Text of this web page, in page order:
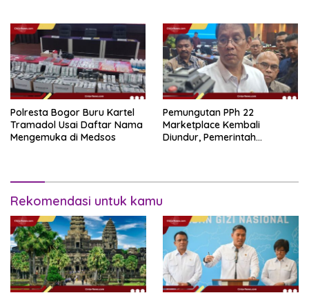
Polresta Bogor Buru Kartel
Tramadol Usai Daftar Nama
Mengemuka di Medsos
Pemungutan PPh 22
Marketplace Kembali
Diundur, Pemerintah
Rekomendasi untuk kamu